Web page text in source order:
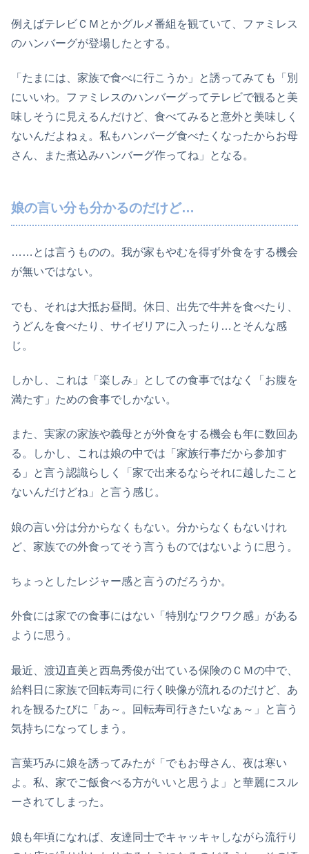
例えばテレビＣＭとかグルメ番組を観ていて、ファミレス
のハンバーグが登場したとする。
「たまには、家族で食べに行こうか」と誘ってみても「別
にいいわ。ファミレスのハンバーグってテレビで観ると美
味しそうに見えるんだけど、食べてみると意外と美味しく
ないんだよねぇ。私もハンバーグ食べたくなったからお母
さん、また煮込みハンバーグ作ってね」となる。
娘の言い分も分かるのだけど…
……とは言うものの。我が家もやむを得ず外食をする機会
が無いではない。
でも、それは大抵お昼間。休日、出先で牛丼を食べたり、
うどんを食べたり、サイゼリアに入ったり…とそんな感
じ。
しかし、これは「楽しみ」としての食事ではなく「お腹を
満たす」ための食事でしかない。
また、実家の家族や義母とが外食をする機会も年に数回あ
る。しかし、これは娘の中では「家族行事だから参加す
る」と言う認識らしく「家で出来るならそれに越したこと
ないんだけどね」と言う感じ。
娘の言い分は分からなくもない。分からなくもないけれ
ど、家族での外食ってそう言うものではないように思う。
ちょっとしたレジャー感と言うのだろうか。
外食には家での食事にはない「特別なワクワク感」がある
ように思う。
最近、渡辺直美と西島秀俊が出ている保険のＣＭの中で、
給料日に家族で回転寿司に行く映像が流れるのだけど、あ
れを観るたびに「あ～。回転寿司行きたいなぁ～」と言う
気持ちになってしまう。
言葉巧みに娘を誘ってみたが「でもお母さん、夜は寒い
よ。私、家でご飯食べる方がいいと思うよ」と華麗にスル
ーされてしまった。
娘も年頃になれば、友達同士でキャッキャしながら流行り